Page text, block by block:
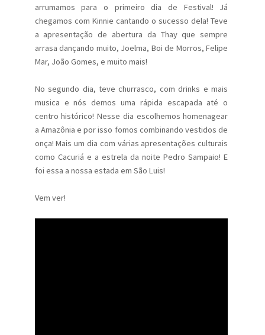
arrumamos para o primeiro dia de Festival! Já
chegamos com Kinnie cantando o sucesso dela! Teve
a apresentação de abertura da Thay que sempre
arrasa dançando muito, Joelma, Boi de Morros, Felipe
Mar, João Gomes, e muito mais!
No segundo dia, teve churrasco, com drinks e mais
musica e nós demos uma rápida escapada até o
centro histórico! Nesse dia escolhemos homenagear
a Amazônia e por isso fomos combinando vestidos de
onça! Mais um dia com várias apresentações culturais
como Cacuriá e a estrela da noite Pedro Sampaio! E
foi essa a nossa estada em São Luis!
Vem ver!